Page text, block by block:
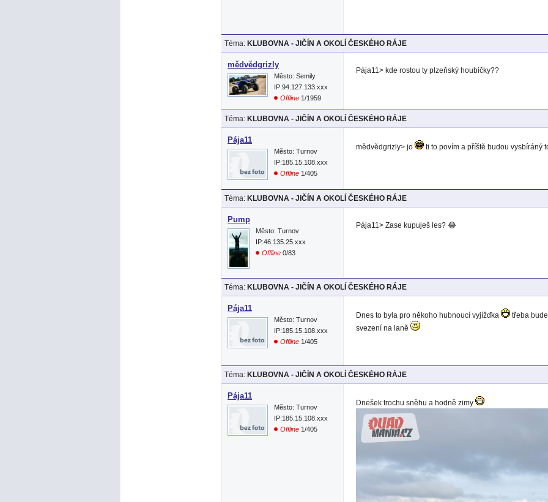
Téma: KLUBOVNA - JIČÍN A OKOLÍ ČESKÉHO RÁJE
mědvědgrizly
Město: Semily
IP:94.127.133.xxx
Offline 1/1959
Pája11> kde rostou ty plzeňský houbičky??
Téma: KLUBOVNA - JIČÍN A OKOLÍ ČESKÉHO RÁJE
Pája11
Město: Turnov
IP:185.15.108.xxx
Offline 1/405
mědvědgrizly> jo ti to povím a příště budou vysbíráný
Téma: KLUBOVNA - JIČÍN A OKOLÍ ČESKÉHO RÁJE
Pump
Město: Turnov
IP:46.135.25.xxx
Offline 0/83
Pája11> Zase kupuješ les? 😂
Téma: KLUBOVNA - JIČÍN A OKOLÍ ČESKÉHO RÁJE
Pája11
Město: Turnov
IP:185.15.108.xxx
Offline 1/405
Dnes to byla pro někoho hubnoucí vyjížďka
třeba
svezení na laně
Téma: KLUBOVNA - JIČÍN A OKOLÍ ČESKÉHO RÁJE
Pája11
Město: Turnov
IP:185.15.108.xxx
Offline 1/405
Dnešek trochu sněhu a hodně zimy